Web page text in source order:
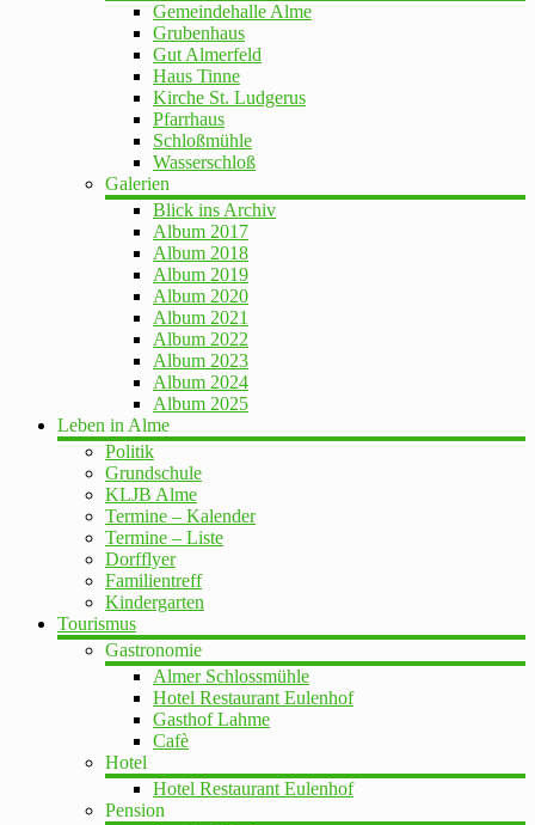
Gemeindehalle Alme
Grubenhaus
Gut Almerfeld
Haus Tinne
Kirche St. Ludgerus
Pfarrhaus
Schloßmühle
Wasserschloß
Galerien
Blick ins Archiv
Album 2017
Album 2018
Album 2019
Album 2020
Album 2021
Album 2022
Album 2023
Album 2024
Album 2025
Leben in Alme
Politik
Grundschule
KLJB Alme
Termine – Kalender
Termine – Liste
Dorfflyer
Familientreff
Kindergarten
Tourismus
Gastronomie
Almer Schlossmühle
Hotel Restaurant Eulenhof
Gasthof Lahme
Cafè
Hotel
Hotel Restaurant Eulenhof
Pension